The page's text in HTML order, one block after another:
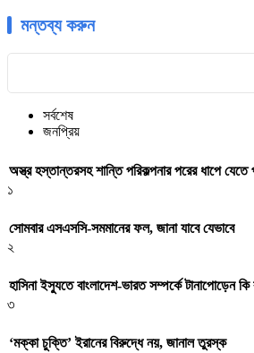
মন্তব্য করুন
সর্বশেষ
জনপ্রিয়
অস্ত্র হস্তান্তরসহ শান্তি পরিকল্পনার পরের ধাপে
১
সোমবার এসএসসি-সমমানের ফল, জানা যাবে যেভাবে
২
হাসিনা ইস্যুতে বাংলাদেশ-ভারত সম্পর্কে টানাপোড়েন কি
৩
‘মক্কা চুক্তি’ ইরানের বিরুদ্ধে নয়, জানাল তুরস্ক